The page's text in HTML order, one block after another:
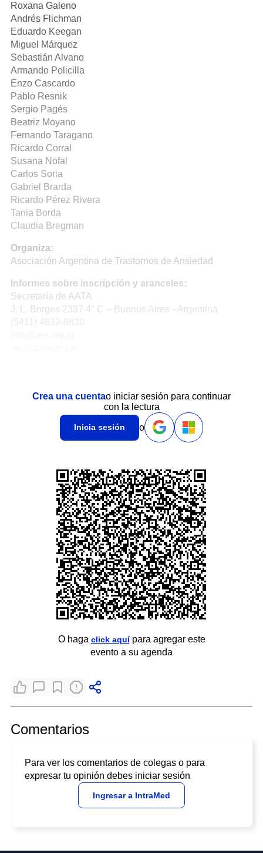
Roxana Galeno
Andrés Flichman
Eduardo Keegan
Miguel Márquez
Sebastián Alvano
Armando Policilla
Enzo Cascardo
Pablo Resnik
Sergio Pagés
Beatriz Moyano
Fernando Taragano
Ricardo Corral
Susana Nofal
Carlos Soria
Gabriel Brarda
Ricardo Pérez Rivera
Tania Borda
Claudia Bregman
Organiza:
Asociación Argentina de Trastornos de Ansiedad
Informes sobre inscripción y aranceles:
Secretaría de AATA
J. L. Borges 2337 4° C – Buenos Aires –Argentina
(5411) 4832-8830
Crea una cuentao iniciar sesión para continuar
con la lectura
Inicia sesión o
O haga click aquípara agregar este
evento a su agenda
Comentarios
Para ver los comentarios de colegas o para
expresar tu opinión debes iniciar sesión
Ingresar a IntraMed